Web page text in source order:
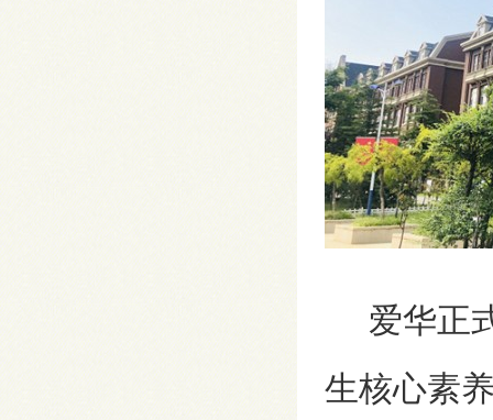
爱华正式
生核心素